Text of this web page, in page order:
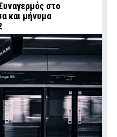
στο
και μήνυμα